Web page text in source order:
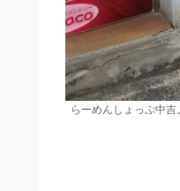
らーめんしょっぷ中吉